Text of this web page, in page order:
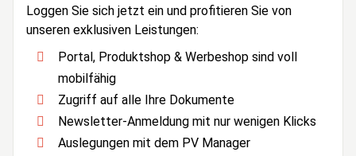
Loggen Sie sich jetzt ein und profitieren Sie von
unseren exklusiven Leistungen:
Portal, Produktshop & Werbeshop sind voll
mobilfähig
Zugriff auf alle Ihre Dokumente
Newsletter-Anmeldung mit nur wenigen Klicks
Auslegungen mit dem PV Manager